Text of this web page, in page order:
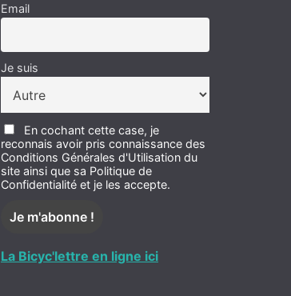
Email
Je suis
En cochant cette case, je
reconnais avoir pris connaissance des
Conditions Générales d'Utilisation du
site ainsi que sa Politique de
Confidentialité et je les accepte.
La Bicyc'lettre en ligne ici